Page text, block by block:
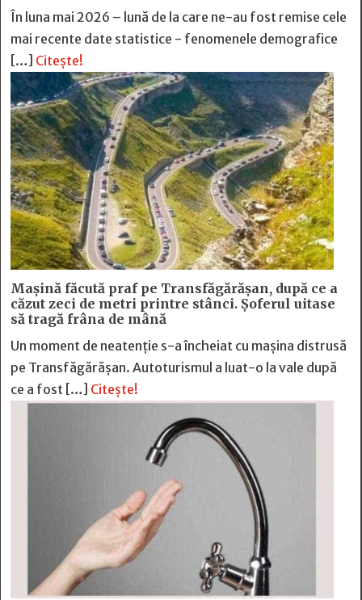
În luna mai 2026 – lună de la care ne-au fost remise cele
mai recente date statistice - fenomenele demografice
[…] Citește!
Mașină făcută praf pe Transfăgărășan, după ce a
căzut zeci de metri printre stânci. Șoferul uitase
să tragă frâna de mână
Un moment de neatenție s-a încheiat cu mașina distrusă
pe Transfăgărășan. Autoturismul a luat-o la vale după
ce a fost […] Citește!